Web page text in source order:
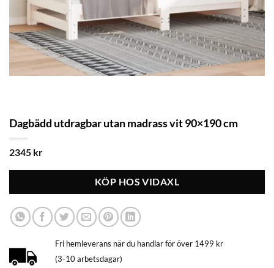
Dagbädd utdragbar utan madrass vit 90×190 cm
2345 kr
KÖP HOS VIDAXL
Fri hemleverans när du handlar för över 1499 kr
(3-10 arbetsdagar)